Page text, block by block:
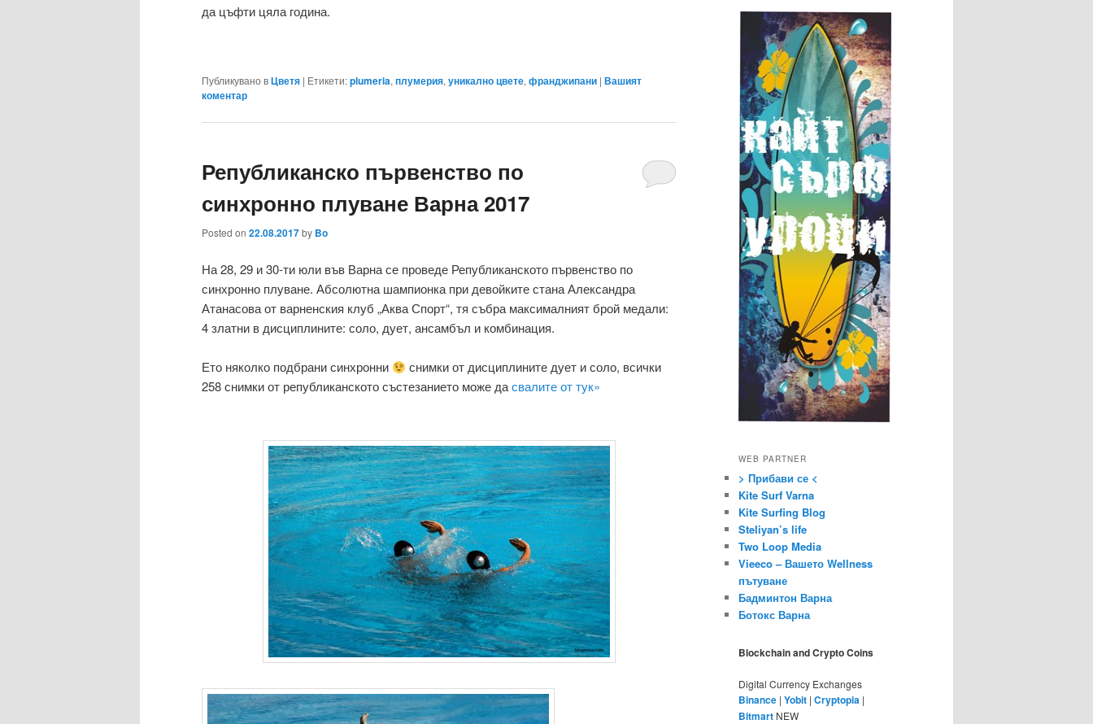
да цъфти цяла година.
Публикувано вЦветя | Етикети:plumeria, плумерия, уникално цвете, франджипани | Вашият
коментар
Републиканско първенство по
синхронно плуване Варна 2017
Posted on 22.08.2017by Bo
На 28, 29 и 30-ти юли във Варна се проведе Републиканското първенство по
синхронно плуване. Абсолютна шампионка при девойките стана Александра
Атанасова от варненския клуб „Аква Спорт“, тя събра максималният брой медали:
4 златни в дисциплините: соло, дует, ансамбъл и комбинация.
Ето няколко подбрани синхронни
снимки от дисциплините дует и соло, всички
258 снимки от републиканското състезанието може дасвалите от тук»
WEB PARTNER
> Прибави се <
Kite Surf Varna
Kite Surfing Blog
Steliyan’s life
Two Loop Media
Vieeco – Вашето Wellness
пътуване
Бадминтон Варна
Ботокс Варна
Blockchain and Crypto Coins
Digital Currency Exchanges
Binance | Yobit | Cryptopia |
Bitmart NEW